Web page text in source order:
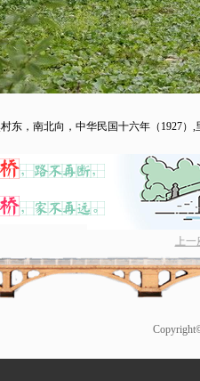
，南北向，中华民国十六年（1927）,
上一